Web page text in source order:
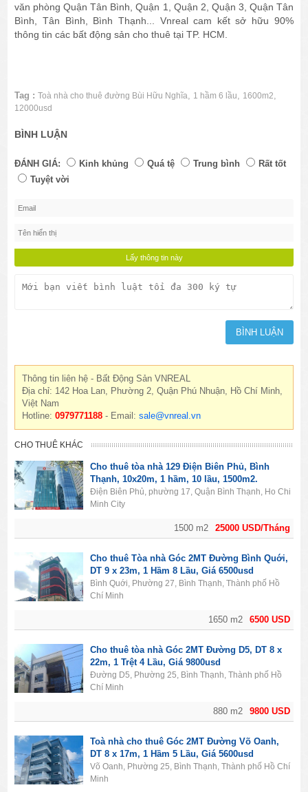
văn phòng Quận Tân Bình, Quận 1, Quận 2, Quận 3, Quận Tân
Bình, Tân Bình, Bình Thạnh... Vnreal cam kết sở hữu 90%
thông tin các bất động sản cho thuê tại TP. HCM.
Tag : Toà nhà cho thuê đường Bùi Hữu Nghĩa, 1 hầm 6 lầu, 1600m2,
12000usd
BÌNH LUẬN
ĐÁNH GIÁ: Kinh khủng Quá tệ Trung bình
Rất tốt
Tuyệt vời
Thông tin liên hệ - Bất Động Sản VNREAL
Địa chỉ: 142 Hoa Lan, Phường 2, Quận Phú Nhuận, Hồ Chí Minh,
Việt Nam
Hotline:0979771188 - Email:sale@vnreal.vn
CHO THUÊ KHÁC
25000 USD/Tháng
1500 m2
Cho thuê tòa nhà 129 Điện Biên Phủ, Bình
Thạnh, 10x20m, 1 hầm, 10 lầu, 1500m2.
Điện Biên Phủ, phường 17, Quận Bình Thạnh, Ho Chi
Minh City
6500 USD
1650 m2
Cho thuê Tòa nhà Góc 2MT Đường Bình Quới,
DT 9 x 23m, 1 Hầm 8 Lầu, Giá 6500usd
Bình Quới, Phường 27, Bình Thạnh, Thành phố Hồ
Chí Minh
9800 USD
880 m2
Cho thuê tòa nhà Góc 2MT Đường D5, DT 8 x
22m, 1 Trệt 4 Lầu, Giá 9800usd
Đường D5, Phường 25, Bình Thạnh, Thành phố Hồ
Chí Minh
Toà nhà cho thuê Góc 2MT Đường Võ Oanh,
DT 8 x 17m, 1 Hầm 5 Lầu, Giá 5600usd
Võ Oanh, Phường 25, Bình Thạnh, Thành phố Hồ Chí
Minh